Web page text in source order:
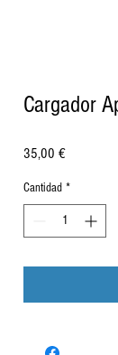
Cargador
35,00 €Precio
Cantidad *